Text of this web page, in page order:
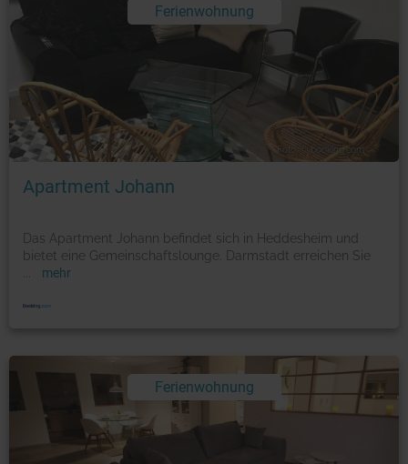
Ferienwohnung
Foto: © booking.com
Apartment Johann
Das Apartment Johann befindet sich in Heddesheim und
bietet eine Gemeinschaftslounge. Darmstadt erreichen Sie
mehr
Ferienwohnung